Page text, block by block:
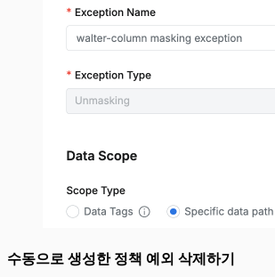
수동으로 생성한 정책 예외 삭제하기